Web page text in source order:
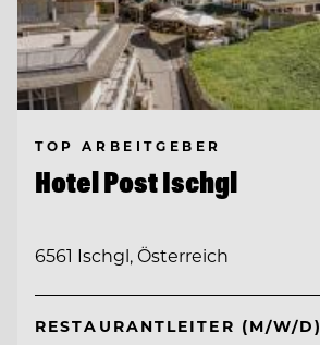
TOP ARBEITGEBER
Hotel Post Ischgl
6561 Ischgl, Österreich
RESTAURANTLEITER (M/W/D)